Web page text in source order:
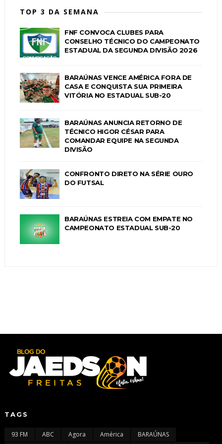
TOP 3 DA SEMANA
FNF CONVOCA CLUBES PARA
CONSELHO TÉCNICO DO CAMPEONATO
ESTADUAL DA SEGUNDA DIVISÃO 2026
BARAÚNAS VENCE AMÉRICA FORA DE
CASA E CONQUISTA SUA PRIMEIRA
VITÓRIA NO ESTADUAL SUB-20
BARAÚNAS ANUNCIA RETORNO DE
TÉCNICO HIGOR CÉSAR PARA
COMANDAR EQUIPE NA SEGUNDA
DIVISÃO
CONFRONTO DIRETO NA SÉRIE OURO
DO FUTSAL
BARAÚNAS ESTREIA COM EMPATE NO
CAMPEONATO ESTADUAL SUB-20
TAGS
93 FM ABC Agora América BARAÚNAS